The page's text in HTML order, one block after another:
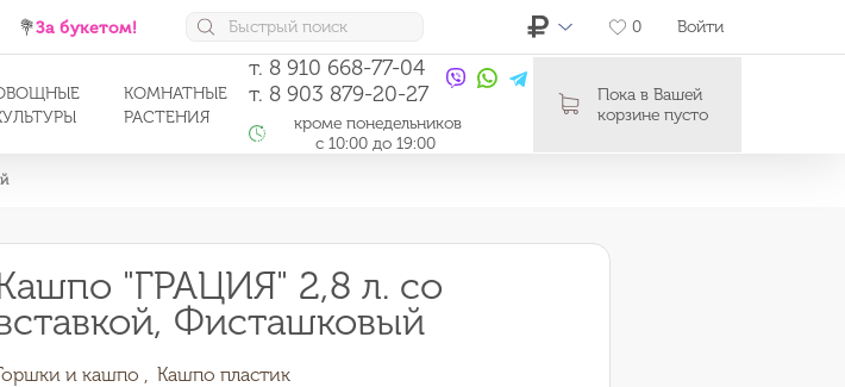
💐За букетом! 0 Войти
КОМНАТНЫЕ
РАСТЕНИЯ
т. 8 910 668-77-04
т. 8 903 879-20-27
кроме понедельников
с 10:00 до 19:00
Пока в Вашей
корзине пусто
"ГРАЦИЯ" 2,8 л. со
Фисташковый
и кашпо , Кашпо пластик